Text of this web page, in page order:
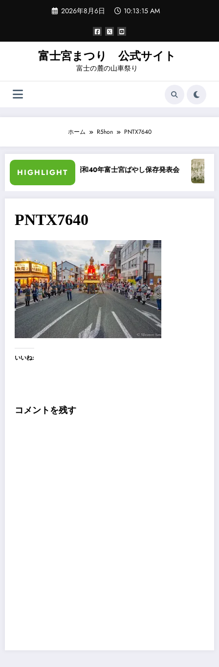
ツ
2026年8月6日 10:13:15 AM
富士宮まつり 公式サイト
富士の麓の山車祭り
ホーム R5hon PNTX7640
HIGHLIGHT
ラー化 昭和40年富士宮ばやし保存発表会 “祭
PNTX7640
いいね:
コメントを残す